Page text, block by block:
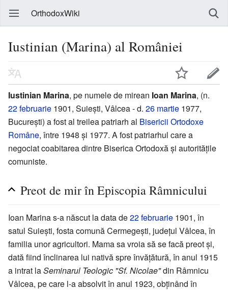
OrthodoxWiki
Iustinian (Marina) al României
Iustinian Marina, pe numele de mirean Ioan Marina, (n.
22 februarie 1901, Suiești, Vâlcea - d. 26 martie 1977,
București) a fost al treilea patriarh al Bisericii Ortodoxe
Române, între 1948 și 1977. A fost patriarhul care a
negociat coabitarea dintre Biserica Ortodoxă și autoritățile
comuniste.
Preot de mir în Episcopia Râmnicului
Ioan Marina s-a născut la data de22 februarie 1901, în
satul Suiești, fosta comună Cermegești, județul Vâlcea, în
familia unor agricultori. Mama sa vroia să se facă preot și,
dată fiind înclinarea lui nativă spre învățătură, în anul 1915
a intrat laSeminarul Teologic "Sf. Nicolae"din Râmnicu
Vâlcea, pe care l-a absolvit în anul 1923, obținând în